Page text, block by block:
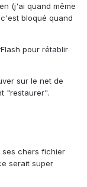
(j'ai quand même
bloqué quand
pour rétablir
sur le net de
"restaurer".
ses chers fichier
serait super